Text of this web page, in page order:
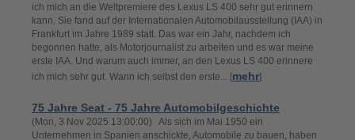
ich mich an die Weltpremiere des Lexus LS 400 sehr gut erinnern
kann. Sie fand auf der Internationalen Automobilausstellung (IAA) in
Frankfurt im Jahre 1989 statt. Das war ein Jahr, nachdem ich
begonnen hatte, als Motorjournalist zu arbeiten und es war meine
erste IAA. Und warum auch immer, an den Lexus LS 400 erinnere
ich mich sehr gut. Wann ich selbst den erste... [mehr]
75 Jahre Seat - 75 Jahre Automobilgeschichte
(Mon, 3 Nov 2025 13:00:00) Als sich im Mai 1950 ein
Unternehmen in Spanien anschickte, Automobile zu bauen, haben